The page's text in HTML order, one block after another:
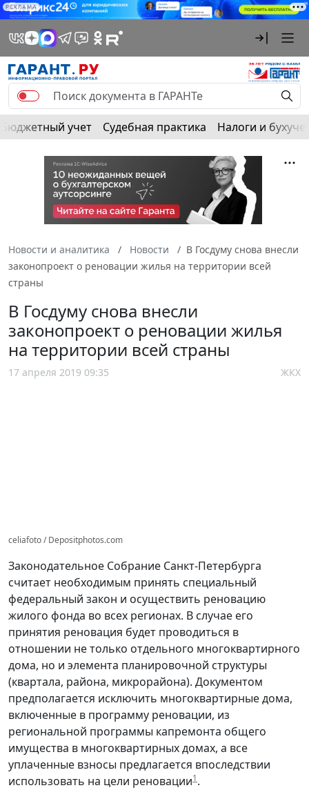
РЕКЛАМА
Бюджетный учет Судебная практика Налоги и
Новости и аналитика Новости
В Госдуму снова внесли
законопроект о реновации жилья на территории всей
страны
В Госдуму снова внесли
законопроект о реновации жилья
на территории всей страны
17 апреля 2019 09:35 ЖКХ
celiafoto / Depositphotos.com
Законодательное Собрание Санкт-Петербурга
считает необходимым принять специальный
федеральный закон и осуществить реновацию
жилого фонда во всех регионах. В случае его
принятия реновация будет проводиться в
отношении не только отдельного многоквартирного
дома, но и элемента планировочной структуры
(квартала, района, микрорайона). Документом
предполагается исключить многоквартирные дома,
включенные в программу реновации, из
региональной программы капремонта общего
имущества в многоквартирных домах, а все
уплаченные взносы предлагается впоследствии
использовать на цели реновации1.